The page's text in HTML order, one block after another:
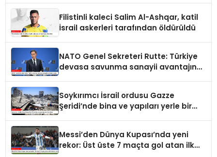
Filistinli kaleci Salim Al-Ashqar, katil
İsrail askerleri tarafından öldürüldü
NATO Genel Sekreteri Rutte: Türkiye
devasa savunma sanayii avantajına
Soykırımcı İsrail ordusu Gazze
Şeridi’nde bina ve yapıları yerle bir
Messi’den Dünya Kupası’nda yeni
rekor: Üst üste 7 maçta gol atan ilk